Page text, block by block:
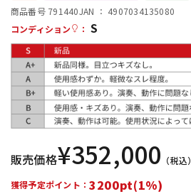
商品番号 791440JAN ： 4907034135080
コンディション
： S
販売価格¥352,000 （税込）
獲得予定ポイント：3200pt(1%)